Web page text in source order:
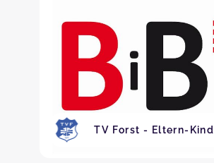
TV Forst - Eltern-Kind